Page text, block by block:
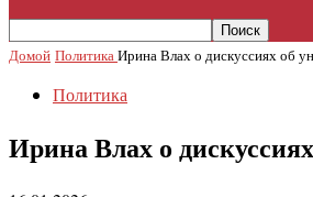
Домой ПолитикаИрина Влах о дискуссиях об
Политика
Ирина Влах о